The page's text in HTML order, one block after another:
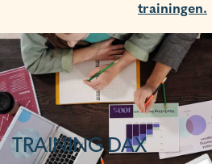
trainingen.
TRAINING DAX